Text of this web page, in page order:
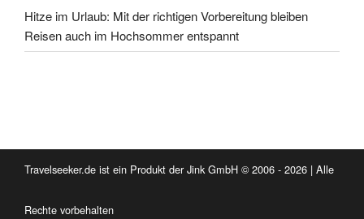
Hitze im Urlaub: Mit der richtigen Vorbereitung bleiben
Reisen auch im Hochsommer entspannt
Travelseeker.de ist ein Produkt der Jink GmbH © 2006 - 2026 | Alle
Rechte vorbehalten